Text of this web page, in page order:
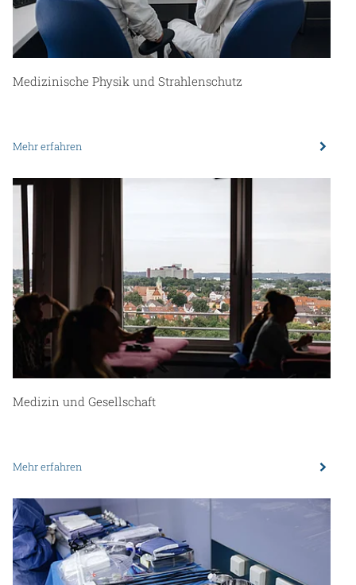
Medizinische Physik und Strahlenschutz
Mehr erfahren
Medizin und Gesellschaft
Mehr erfahren